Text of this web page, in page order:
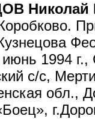
1994 г.,
с/с,
обл.,